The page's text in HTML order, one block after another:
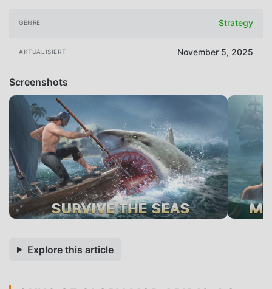
GENRE Strategy
AKTUALISIERT November 5, 2025
Screenshots
Explore this article